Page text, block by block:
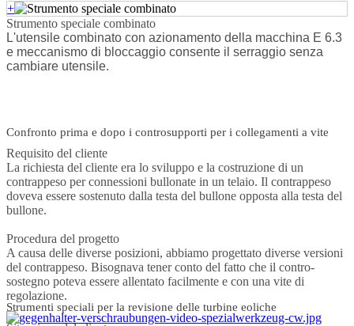
+
Strumento speciale combinato
L'utensile combinato con azionamento della macchina E 6.3
e meccanismo di bloccaggio consente il serraggio senza
cambiare utensile.
Confronto prima e dopo i controsupporti per i collegamenti a vite
Requisito del cliente
La richiesta del cliente era lo sviluppo e la costruzione di un
contrappeso per connessioni bullonate in un telaio. Il contrappeso
doveva essere sostenuto dalla testa del bullone opposta alla testa del
bullone.
Procedura del progetto
A causa delle diverse posizioni, abbiamo progettato diverse versioni
del contrappeso. Bisognava tener conto del fatto che il contro-
sostegno poteva essere allentato facilmente e con una vite di
regolazione.
Strumenti speciali per la revisione delle turbine eoliche